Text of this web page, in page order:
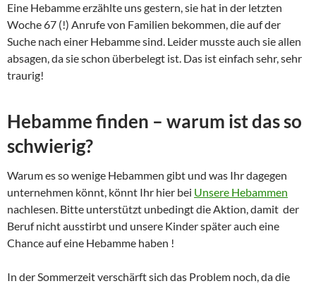
Eine Hebamme erzählte uns gestern, sie hat in der letzten
Woche 67 (!) Anrufe von Familien bekommen, die auf der
Suche nach einer Hebamme sind. Leider musste auch sie allen
absagen, da sie schon überbelegt ist. Das ist einfach sehr, sehr
traurig!
Hebamme finden – warum ist das so
schwierig?
Warum es so wenige Hebammen gibt und was Ihr dagegen
unternehmen könnt, könnt Ihr hier bei Unsere Hebammen
nachlesen. Bitte unterstützt unbedingt die Aktion, damit der
Beruf nicht ausstirbt und unsere Kinder später auch eine
Chance auf eine Hebamme haben !
In der Sommerzeit verschärft sich das Problem noch, da die